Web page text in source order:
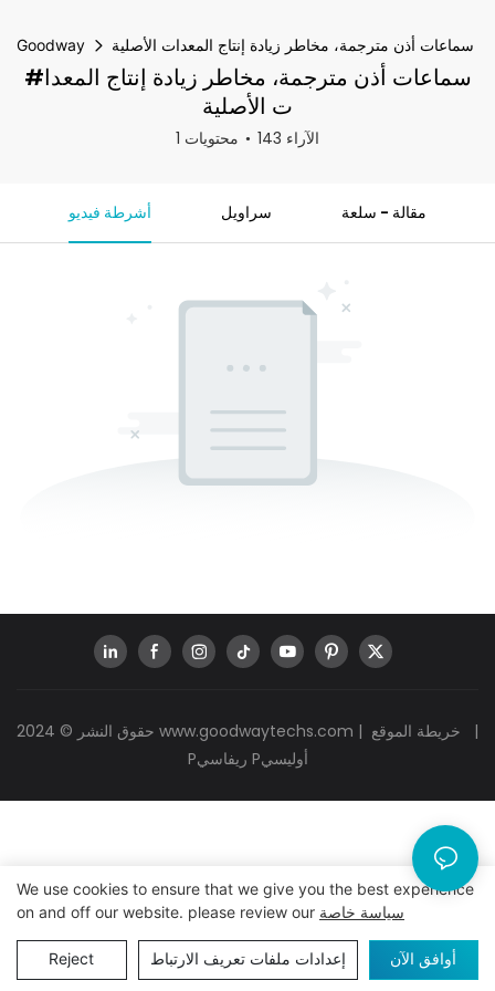
Goodway سماعات أذن مترجمة، مخاطر زيادة إنتاج المعدات الأصلية
#سماعات أذن مترجمة، مخاطر زيادة إنتاج المعدا
ت الأصلية
1 محتويات 143 الآراء
أشرطة فيديو سراويل مقالة - سلعة
www.goodwaytechs.com |
|
Pريفاسي Pأوليسي
We use cookies to ensure that we give you the best experience
on and off our website. please review our سياسة خاصة
Reject إعدادات ملفات تعريف الارتباط أوافق الآن